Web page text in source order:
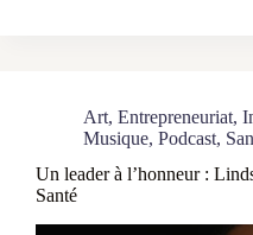
Paco,
Régen’Hair
Art, Entrepreneuriat,
Musique, Podcast,
Un leader à l’honneur :
Santé